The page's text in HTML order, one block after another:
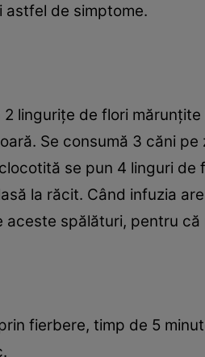
astfel de simptome.
linguriţe de flori
Se consumă 3 căni pe
se pun 4 linguri de
la răcit. Când infuzia
aceste spălături, pentru
fierbere, timp de 5